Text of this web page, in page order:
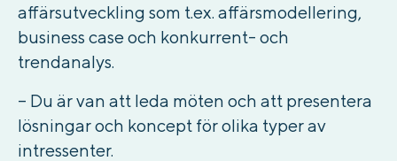
affärsutveckling som t.ex. affärsmodellering,
business case och konkurrent- och
trendanalys.
– Du är van att leda möten och att presentera
lösningar och koncept för olika typer av
intressenter.